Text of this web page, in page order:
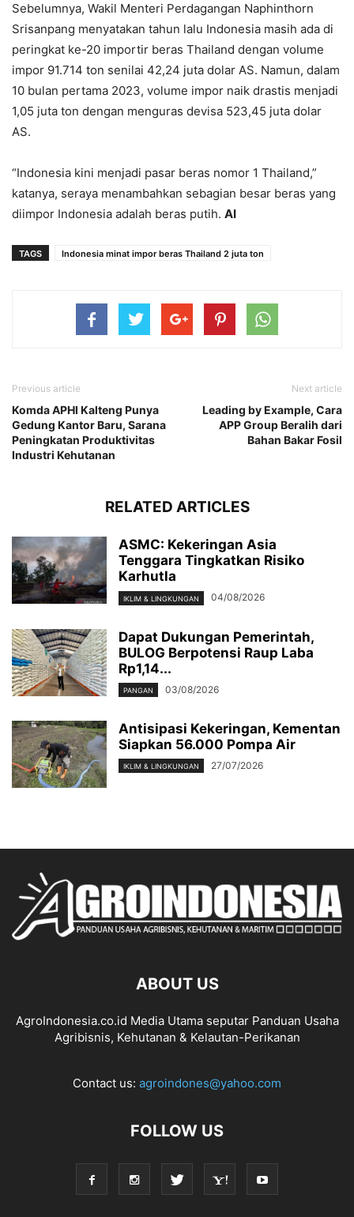
Sebelumnya, Wakil Menteri Perdagangan Naphinthorn
Srisanpang menyatakan tahun lalu Indonesia masih ada di
peringkat ke-20 importir beras Thailand dengan volume
impor 91.714 ton senilai 42,24 juta dolar AS. Namun, dalam
10 bulan pertama 2023, volume impor naik drastis menjadi
1,05 juta ton dengan menguras devisa 523,45 juta dolar
AS.
“Indonesia kini menjadi pasar beras nomor 1 Thailand,”
katanya, seraya menambahkan sebagian besar beras yang
diimpor Indonesia adalah beras putih. AI
TAGS Indonesia minat impor beras Thailand 2 juta ton
Previous article
Komda APHI Kalteng Punya
Gedung Kantor Baru, Sarana
Peningkatan Produktivitas
Industri Kehutanan
Next article
Leading by Example, Cara
APP Group Beralih dari
Bahan Bakar Fosil
RELATED ARTICLES
ASMC: Kekeringan Asia
Tenggara Tingkatkan Risiko
Karhutla
IKLIM & LINGKUNGAN 04/08/2026
Dapat Dukungan Pemerintah,
BULOG Berpotensi Raup Laba
Rp1,14...
PANGAN 03/08/2026
Antisipasi Kekeringan, Kementan
Siapkan 56.000 Pompa Air
IKLIM & LINGKUNGAN 27/07/2026
ABOUT US
AgroIndonesia.co.id Media Utama seputar Panduan Usaha
Agribisnis, Kehutanan & Kelautan-Perikanan
Contact us: agroindones@yahoo.com
FOLLOW US